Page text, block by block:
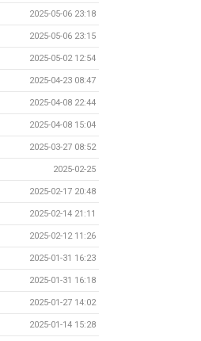
2025-05-06 23:18
2025-05-06 23:15
2025-05-02 12:54
2025-04-23 08:47
2025-04-08 22:44
2025-04-08 15:04
2025-03-27 08:52
2025-02-25
2025-02-17 20:48
2025-02-14 21:11
2025-02-12 11:26
2025-01-31 16:23
2025-01-31 16:18
2025-01-27 14:02
2025-01-14 15:28